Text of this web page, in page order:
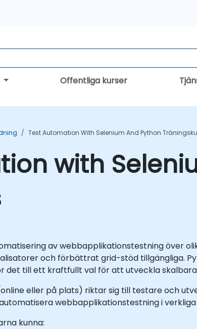
Offentliga kurser
Test Automation With Selenium And Python
with
av webbapplikationstestning över
och förbättrat grid-stöd tillgängliga.
det till ett kraftfullt val för att utveckla
eller på plats) riktar sig till testare och
webbapplikationstestning i verkliga
kunna: